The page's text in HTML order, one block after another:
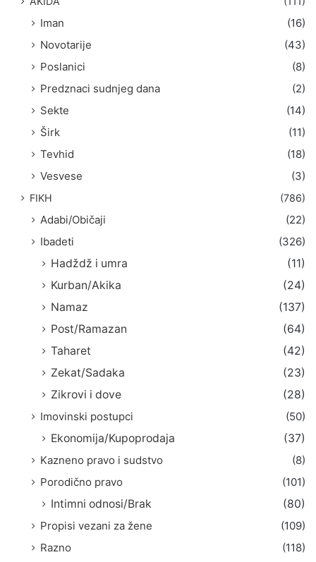
Iman
(16)
Novotarije
(43)
Poslanici
(8)
Predznaci sudnjeg dana
(2)
Sekte
(14)
Širk
(11)
Tevhid
(18)
Vesvese
(3)
FIKH (786)
Adabi/Običaji
(22)
Ibadeti
(326)
Hadždž i umra
(11)
Kurban/Akika
(24)
Namaz
(137)
Post/Ramazan
(64)
Taharet
(42)
Zekat/Sadaka
(23)
Zikrovi i dove
(28)
Imovinski postupci
(50)
Ekonomija/Kupoprodaja
(37)
Kazneno pravo i sudstvo
(8)
Porodično pravo
(101)
Intimni odnosi/Brak
(80)
Propisi vezani za žene
(109)
Razno
(118)